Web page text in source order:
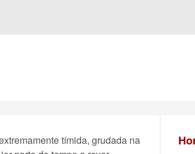
tímida, grudada na